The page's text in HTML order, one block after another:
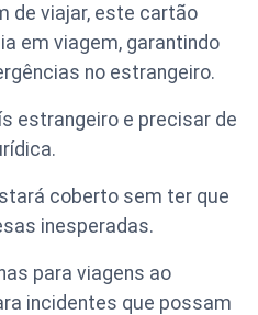
de viajar, este cartão
em viagem, garantindo
no estrangeiro.
estrangeiro e precisar de
coberto sem ter que
inesperadas.
para viagens ao
incidentes que possam